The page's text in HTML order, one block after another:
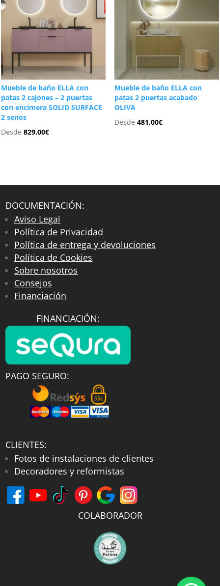
Mueble de baño ELLA con
patas 2 cajones – 2 puertas
con encimera SOLID SURFACE
2 senos
Desde829.00€
Mueble de baño ELLA con
patas 2 puertas acabado
OLIVA
Desde 481.00€
DOCUMENTACIÓN:
Aviso Legal
Política de Privacidad
Política de entrega y devoluciones
Política de Cookies
Sobre nosotros
Consejos
Financiación
FINANCIACIÓN:
PAGO SEGURO:
CLIENTES:
Fotos de instalaciones de clientes
Decoradores y reformistas
COLABORADOR